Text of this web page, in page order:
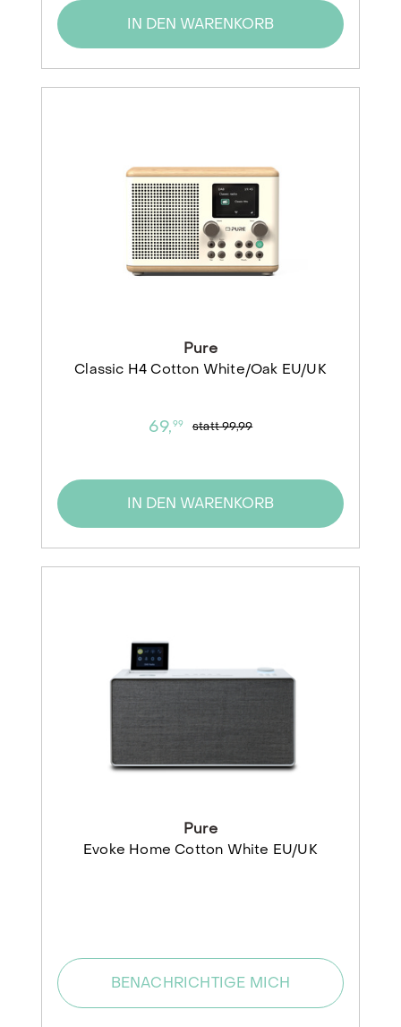
IN DEN WARENKORB
Pure
Classic H4 Cotton White/Oak EU/UK
69,99 statt99,99
IN DEN WARENKORB
Pure
Evoke Home Cotton White EU/UK
BENACHRICHTIGE MICH